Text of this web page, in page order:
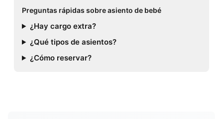
Preguntas rápidas sobre asiento de bebé
¿Hay cargo extra?
¿Qué tipos de asientos?
¿Cómo reservar?